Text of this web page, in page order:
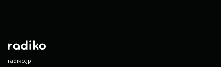
radiko.jp